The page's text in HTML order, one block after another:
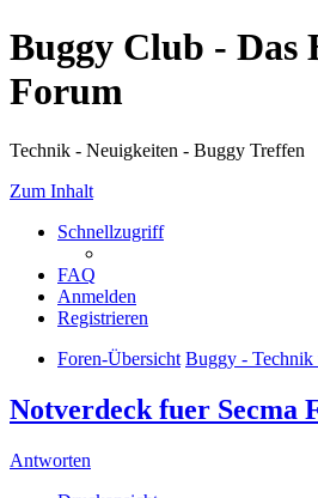
Buggy Club - Das
Forum
Technik - Neuigkeiten - Buggy Treffen
Zum Inhalt
Schnellzugriff
FAQ
Anmelden
Registrieren
Foren-Übersicht Buggy - Technik
Notverdeck fuer Secma
Antworten